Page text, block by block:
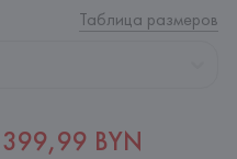
Таблица размеров
399,99 BYN